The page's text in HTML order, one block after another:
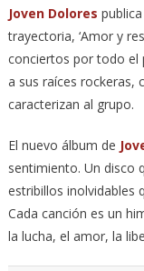
Joven Dolores
trayectoria, ‘Amor y
conciertos por todo el
a sus raíces rockeras,
caracterizan al grupo.
El nuevo álbum de
sentimiento. Un disco
estribillos inolvidables
Cada canción es un
la lucha, el amor, la